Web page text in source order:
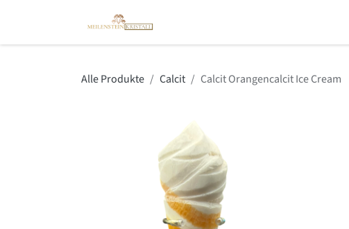
Alle Produkte Calcit Calcit Orangencalcit Ice Cream